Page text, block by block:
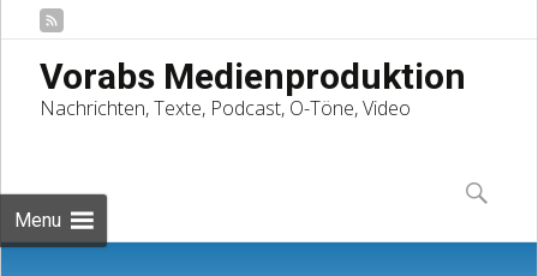
Vorabs Medienproduktion
Nachrichten, Texte, Podcast, O-Töne, Video
Menu
to
content
Suchen
nach: